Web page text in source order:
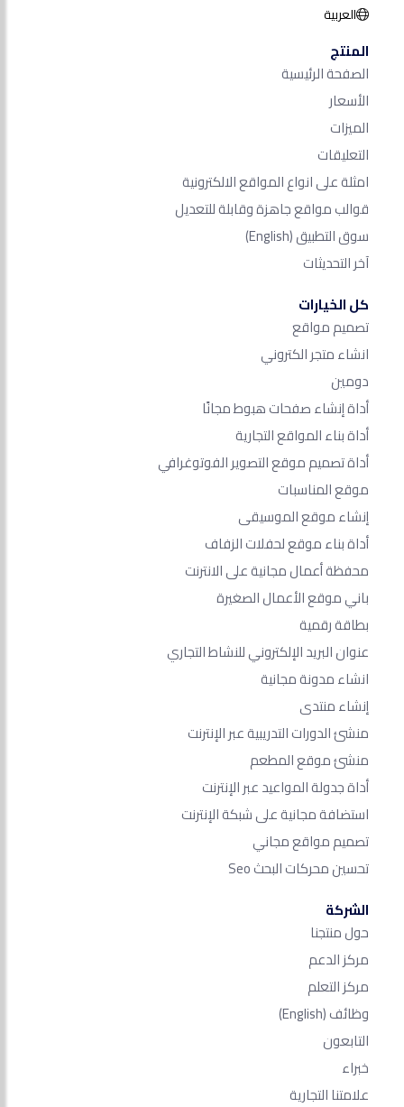
العربية
المنتج
الصفحة الرئيسية
الأسعار
الميزات
التعليقات
امثلة على انواع المواقع الالكترونية
قوالب مواقع جاهزة وقابلة للتعديل
سوق التطبيق(English)
آخر التحديثات
كل الخيارات
تصميم مواقع
انشاء متجر الكتروني
دومين
أداة إنشاء صفحات هبوط مجانًا
أداة بناء المواقع التجارية
أداة تصميم موقع التصوير الفوتوغرافي
موقع المناسبات
إنشاء موقع الموسيقى
أداة بناء موقع لحفلات الزفاف
محفظة أعمال مجانية على الانترنت
باني موقع الأعمال الصغيرة
بطاقة رقمية
عنوان البريد الإلكتروني للنشاط التجاري
انشاء مدونة مجانية
إنشاء منتدى
منشئ الدورات التدريبية عبر الإنترنت
منشئ موقع المطعم
أداة جدولة المواعيد عبر الإنترنت
استضافة مجانية على شبكة الإنترنت
تصميم مواقع مجاني
تحسين محركات البحث Seo​
الشركة
حول منتجنا
مركز الدعم
مركز التعلم
وظائف(English)
التابعون
خبراء
علامتنا التجارية